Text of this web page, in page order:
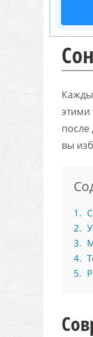
этими
после
вы
1
2
3
4
5